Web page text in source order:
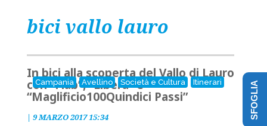
bici vallo lauro
Campania Avellino Società e Cultura Itinerari
In bici alla scoperta del Vallo di Lauro
con “Fiab”, “Libera” e
“Maglificio100Quindici Passi”
| 9 MARZO 2017 15:34 SFOGLIA